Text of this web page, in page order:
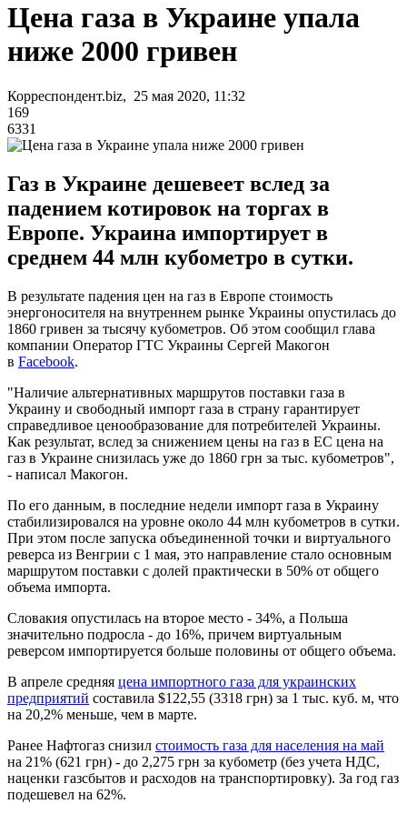
Цена газа в Украине упала
ниже 2000 гривен
Корреспондент.biz, 25 мая 2020, 11:32
169
6331
Газ в Украине дешевеет вслед за
падением котировок на торгах в
Европе. Украина импортирует в
среднем 44 млн кубометро в сутки.
В результате падения цен на газ в Европе стоимость
энергоносителя на внутреннем рынке Украины опустилась до
1860 гривен за тысячу кубометров. Об этом сообщил глава
компании Оператор ГТС Украины Сергей Макогон
в Facebook.
"Наличие альтернативных маршрутов поставки газа в
Украину и свободный импорт газа в страну гарантирует
справедливое ценообразование для потребителей Украины.
Как результат, вслед за снижением цены на газ в ЕС цена на
газ в Украине снизилась уже до 1860 грн за тыс. кубометров",
- написал Макогон.
По его данным, в последние недели импорт газа в Украину
стабилизировался на уровне около 44 млн кубометров в сутки.
При этом после запуска объединенной точки и виртуального
реверса из Венгрии с 1 мая, это направление стало основным
маршрутом поставки с долей практически в 50% от общего
объема импорта.
Словакия опустилась на второе место - 34%, а Польша
значительно подросла - до 16%, причем виртуальным
реверсом импортируется больше половины от общего объема.
В апреле средняя цена импортного газа для украинских
предприятий составила $122,55 (3318 грн) за 1 тыс. куб. м, что
на 20,2% меньше, чем в марте.
Ранее Нафтогаз снизил стоимость газа для населения на май
на 21% (621 грн) - до 2,275 грн за кубометр (без учета НДС,
наценки газсбытов и расходов на транспортировку). За год газ
подешевел на 62%.